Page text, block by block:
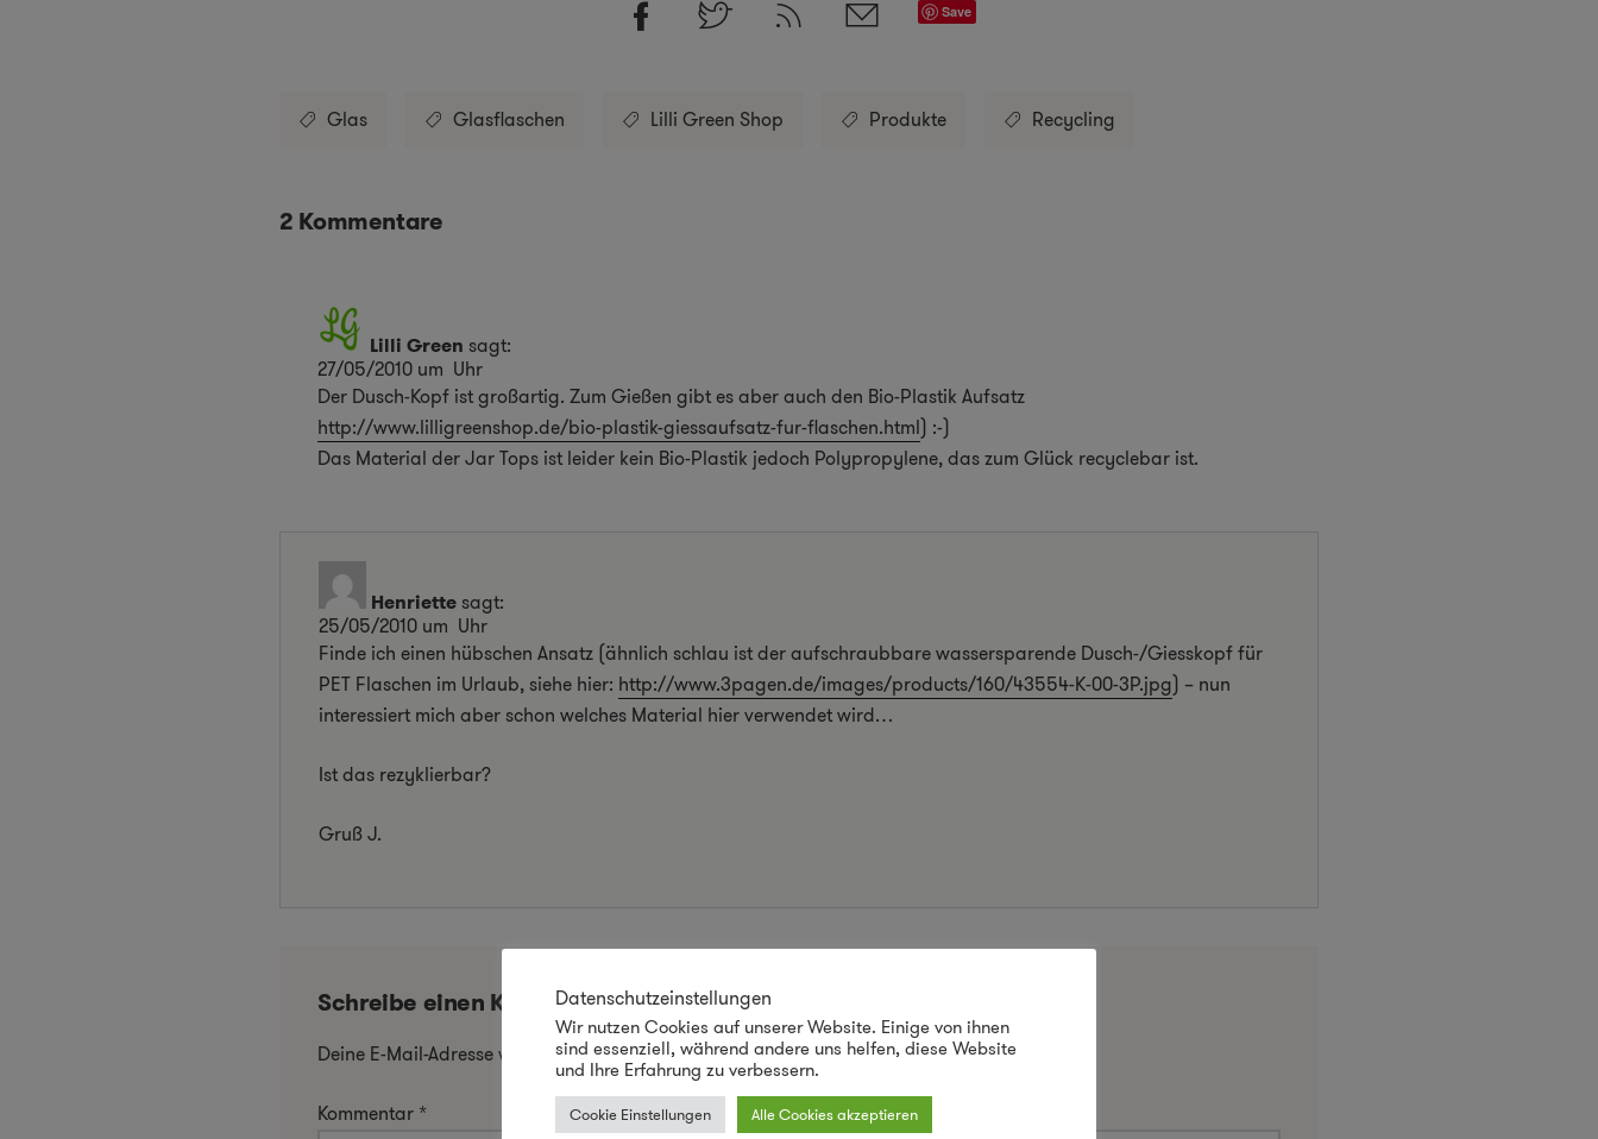
Save
Glas Glasflaschen Lilli Green Shop Produkte Recycling
2 Kommentare
Lilli Green sagt:
27/05/2010 um Uhr
Der Dusch-Kopf ist großartig. Zum Gießen gibt es aber auch den Bio-Plastik Aufsatz
http://www.lilligreenshop.de/bio-plastik-giessaufsatz-fur-flaschen.html) :-)
Das Material der Jar Tops ist leider kein Bio-Plastik jedoch Polypropylene, das zum Glück recyclebar ist.
Henriettesagt:
25/05/2010 um Uhr
Finde ich einen hübschen Ansatz (ähnlich schlau ist der aufschraubbare wassersparende Dusch-/Giesskopf für
PET Flaschen im Urlaub, siehe hier: http://www.3pagen.de/images/products/160/43554-K-00-3P.jpg) – nun
interessiert mich aber schon welches Material hier verwendet wird…
Ist das rezyklierbar?
Gruß J.
Schreibe einen Kommentar
Deine E-Mail-Adresse wird nicht veröffentlicht. Erforderliche Felder sind mit*markiert
Kommentar *
Datenschutzeinstellungen
Wir nutzen Cookies auf unserer Website. Einige von ihnen
sind essenziell, während andere uns helfen, diese Website
und Ihre Erfahrung zu verbessern.
Cookie Einstellungen Alle Cookies akzeptieren